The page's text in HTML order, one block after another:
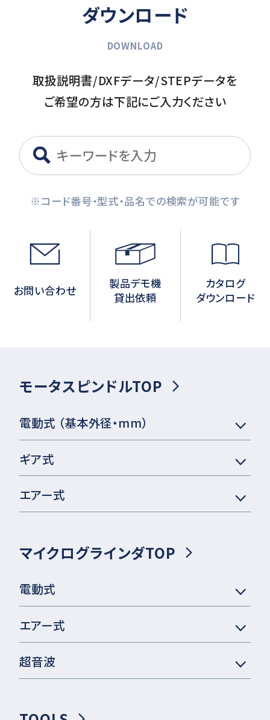
ダウンロード
DOWNLOAD
取扱説明書/DXFデータ/STEPデータを
ご希望の方は下記にご入力ください
※コード番号・型式・品名での検索が可能です
お問い合わせ
製品デモ機
貸出依頼
カタログ
ダウンロード
モータスピンドルTOP
電動式 （基本外径・mm）
ギア式
エアー式
マイクログラインダTOP
電動式
エアー式
超音波